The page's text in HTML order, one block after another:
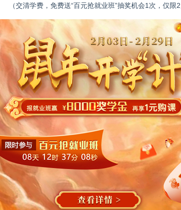
（交清学费，免费送“百元抢就业班”抽奖机会1 次，仅限2